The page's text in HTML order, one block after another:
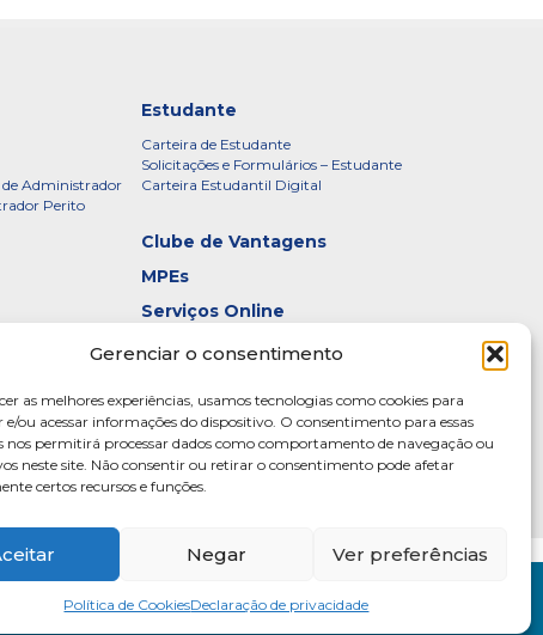
Gerenciar o consentimento
as melhores experiências, usamos tecnologias como cookies para
ou acessar informações do dispositivo. O consentimento para essas
nos permitirá processar dados como comportamento de navegação ou
neste site. Não consentir ou retirar o consentimento pode afetar
certos recursos e funções.
Negar Ver preferências
Política de CookiesDeclaração de privacidade
de Administrador
Perito
Estudante
Carteira de Estudante
Solicitações e Formulários – Estudante
Carteira Estudantil Digital
Clube de Vantagens
MPEs
Serviços Online
– CRADF
Certificados
Galeria de Presidentes
Diretoria